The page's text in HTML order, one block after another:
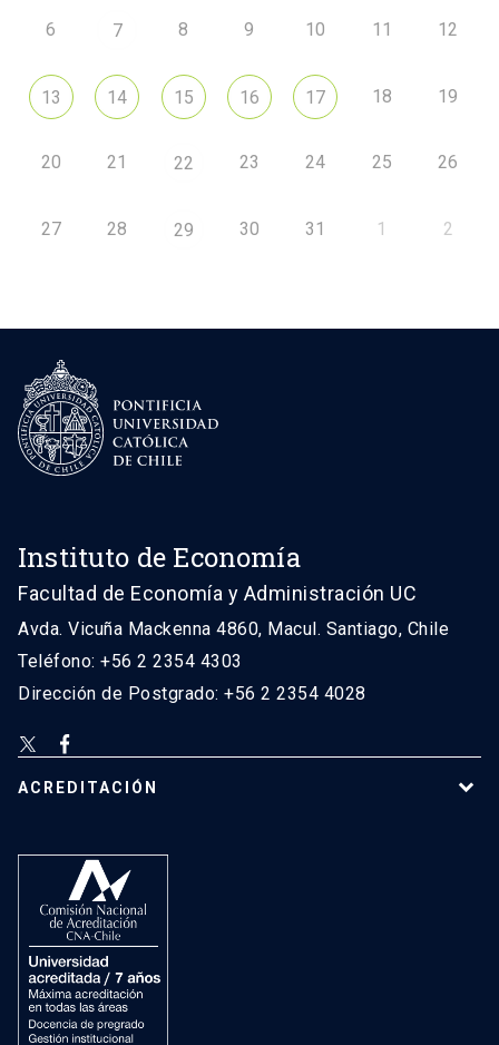
6 7 8 9 10 11 12
13 14 15 16 17 18 19
20 21 22 23 24 25 26
27 28 29 30 31 1 2
Instituto de Economía
Facultad de Economía y Administración UC
Avda. Vicuña Mackenna 4860, Macul. Santiago, Chile
Teléfono: +56 2 2354 4303
Dirección de Postgrado: +56 2 2354 4028
ACREDITACIÓN